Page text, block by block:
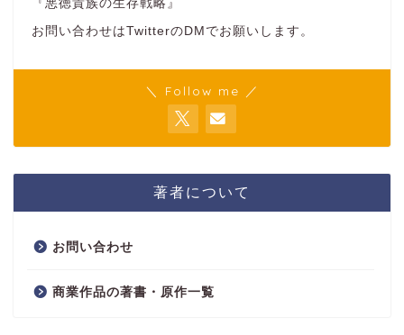
『悪徳貴族の生存戦略』
お問い合わせはTwitterのDMでお願いします。
＼ Follow me ／
著者について
お問い合わせ
商業作品の著書・原作一覧